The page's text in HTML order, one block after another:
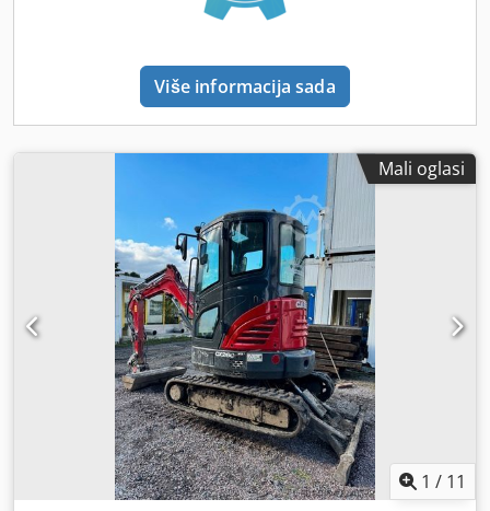
Više informacija sada
Mali oglasi
1 / 11